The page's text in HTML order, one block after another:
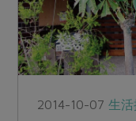
2014-10-07生